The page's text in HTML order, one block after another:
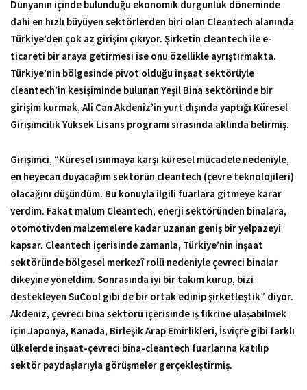
Dünyanın içinde bulunduğu ekonomik durgunluk döneminde
dahi en hızlı büyüyen sektörlerden biri olan Cleantech alanında
Türkiye’den çok az girişim çıkıyor. Şirketin cleantech ile e-
ticareti bir araya getirmesi ise onu özellikle ayrıştırmakta.
Türkiye’nin bölgesinde pivot olduğu inşaat sektörüyle
cleantech’in kesişiminde bulunan Yeşil Bina sektöründe bir
girişim kurmak, Ali Can Akdeniz’in yurt dışında yaptığı Küresel
Girişimcilik Yüksek Lisans programı sırasında aklında belirmiş.
Girişimci, “Küresel ısınmaya karşı küresel mücadele nedeniyle,
en heyecan duyacağım sektörün cleantech (çevre teknolojileri)
olacağını düşündüm. Bu konuyla ilgili fuarlara gitmeye karar
verdim. Fakat malum Cleantech, enerji sektöründen binalara,
otomotivden malzemelere kadar uzanan geniş bir yelpazeyi
kapsar. Cleantech içerisinde zamanla, Türkiye’nin inşaat
sektöründe bölgesel merkezî rolü nedeniyle çevreci binalar
dikeyine yöneldim. Sonrasında iyi bir takım kurup, bizi
destekleyen SuCool gibi de bir ortak edinip şirketleştik” diyor.
Akdeniz, çevreci bina sektörü içerisinde iş fikrine ulaşabilmek
için Japonya, Kanada, Birleşik Arap Emirlikleri, İsviçre gibi farklı
ülkelerde inşaat-çevreci bina-cleantech fuarlarına katılıp
sektör paydaşlarıyla görüşmeler gerçekleştirmiş.